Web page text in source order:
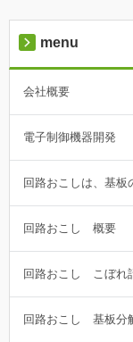
menu
会社概要
電子制御機器開発
回路おこしは、基板
回路おこし 概要
回路おこし こぼれ
回路おこし 基板分